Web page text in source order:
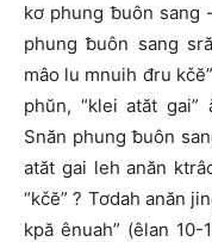
kơ phung ƀuôn sang
phung ƀuôn sang
mâo lu mnuih đru
phŭn, “klei atăt gai”
Snăn phung ƀuôn
atăt gai leh anăn
“kčĕ” ? Tơdah anăn
kpă ênuah” (êlan